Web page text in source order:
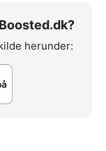
herunder: